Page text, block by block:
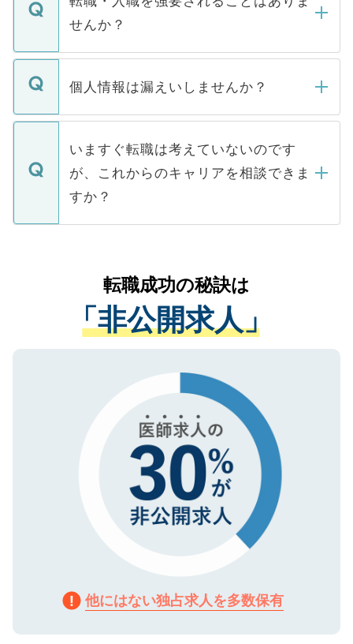
けない「非公開求人」です。非公開求人は
下記の理由によって、一般には公開してい
ません。
■応募殺到を避けるため 人気のある医療機
関を公にしてしまうと、応募が殺到する場
に、医療機関が求める条件に合った人材の
みを人材紹介会社に依頼するケースが増え
ています。
せんか？
転職・入職を強要することは一切ありませ
ん。また、仮に応募先から内定をいただい
定を承諾する必要はありません。内定先へ
の辞退の連絡はキャリアパートナーが行い
個人情報は漏えいしませんか？
個人情報が漏えいすることはありませんの
で、ご安心ください。当サイトからの登録
などで収集したご登録者様の個人情報は、
ご本人のキャリアアップおよび転職活動の
支援を目的に使用いたします。お預かりし
ているすべての個人データはご本人の許可
は、個人情報の取り扱いについての厳密な
管理基準を満たした事業者のみに付与され
る、プライバシーマークを取得済みです。
で、機密保持に関してもご安心ください。
いますぐ転職は考えていないのです
が、これからのキャリアを相談できま
すか？
かがいして、現在の医療機関の状況や紹介
経験をまじえながら、適切なアドバイスを
させていただきます。すぐにご転職をされ
ない方には、長期的なサポートが可能です
ので、まずはご登録ください。
転職成功の秘訣は
「非公開求人」
他にはない独占求人を多数保有